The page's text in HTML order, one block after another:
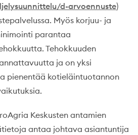
d-arvoennuste)
Myös korjuu- ja
parantaa
Tehokkuuden
ja on yksi
pienentää kotieläintuotannon
Keskusten antamien
antaa johtava asiantuntija